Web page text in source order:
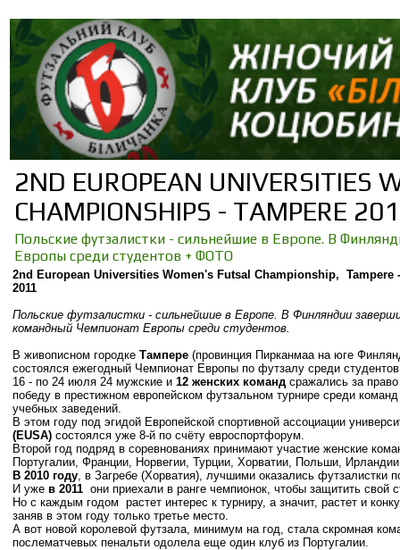
2ND EUROPEAN UNIVERSITIES
CHAMPIONSHIPS - TAMPERE
Польские футзалистки - сильнейшие в Европе. В
Европы среди студентов + ФОТО
2nd European Universities Women's Futsal Championship, Tampere
2011
Польские футзалистки - сильнейшие в Европе. В Финляндии
командный Чемпионат Европы среди студентов.
В живописном городке Тампере (провинция Пирканмаа на юге
состоялся ежегодный Чемпионат Европы по футзалу среди
16 - по 24 июля 24 мужские и 12 женских команд сражались за
победу в престижном европейском футзальном турнире среди
учебных заведений.
В этом году под эгидой Европейской спортивной ассоциации
(EUSA) состоялся уже 8-й по счёту евроспортфорум.
Второй год подряд в соревнованиях принимают участие женские
Португалии, Франции, Норвегии, Турции, Хорватии, Польши,
В 2010 году , в Загребе (Хорватия), лучшими оказались футзалистки
И уже в 2011 они приехали в ранге чемпионок, чтобы защитить свой
Но с каждым годом растет интерес к турниру, а значит, растет и
заняв в этом году только третье место.
А вот новой королевой футзала, минимум на год, стала скромная
послематчевых пенальти одолела еще один клуб из Португалии.